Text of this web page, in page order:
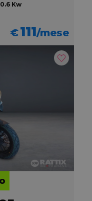
Kw
€111/mese